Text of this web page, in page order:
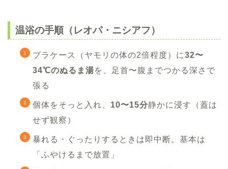
温浴の手順（レオパ・ニシアフ）
プラケース（ヤモリの体の2倍程度）に32〜
34℃のぬるま湯を、足首〜腹までつかる深さで
張る
個体をそっと入れ、 10〜15分静かに浸す（蓋は
せず観察）
暴れる・ぐったりするときは即中断。基本は
「ふやけるまで放置」